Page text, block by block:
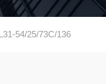
54/25/73C/136